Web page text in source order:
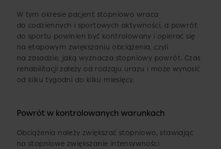
W tym okresie pacjent stopniowo wraca
do codziennych i sportowych aktywności, a powrót
do sportu powinien być kontrolowany i opierać się
na etapowym zwiększaniu obciążenia, czyli
na zasadzie, jaką wyznacza stopniowy powrót. Czas
rehabilitacji zależy od rodzaju urazu i może wynosić
od kilku tygodni do kilku miesięcy.
Powrót w kontrolowanych warunkach
Obciążenia należy zwiększać stopniowo, stawiając
na stopniowe zwiększanie intensywności